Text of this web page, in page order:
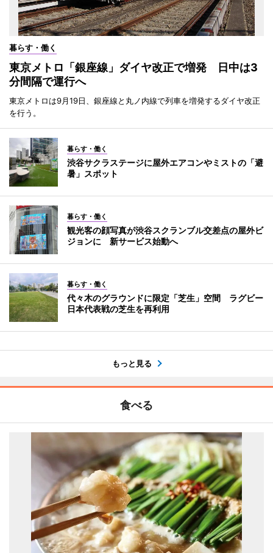
暮らす・働く
東京メトロ「銀座線」ダイヤ改正で増発 日中は3
分間隔で運行へ
東京メトロは9月19日、銀座線と丸ノ内線で列車を増発するダイヤ改正
を行う。
暮らす・働く
渋谷サクラステージに屋外エアコンやミストの「避
暑」スポット
暮らす・働く
観光客の顔写真が渋谷スクランブル交差点の屋外ビ
ジョンに 新サービス始動へ
暮らす・働く
代々木のグラウンドに限定「芝生」空間 ラグビー
日本代表戦の芝生を再利用
もっと見る
食べる